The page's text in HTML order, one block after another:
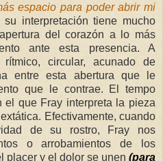
espacio para poder abrir mi
su interpretación tiene mucho
del corazón a lo más
ante esta presencia. A
circular, acunado de
entre esta abertura que le
que le contrae. El tempo
el que Fray interpreta la pieza
Efectivamente, cuando
de su rostro, Fray nos
o arrobamientos de los
placer y el dolor se unen (para